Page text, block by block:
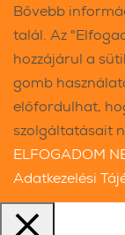
Bővebb
talál. Az
hozzájárul a
gomb
előfordulhat,
szolgáltatásait
ELFOGADOM
Adatkezelési